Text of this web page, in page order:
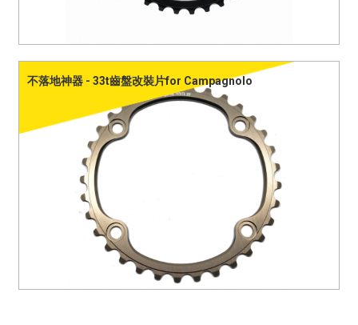
不落地神器 - 33t齒盤改裝片for Campagnolo